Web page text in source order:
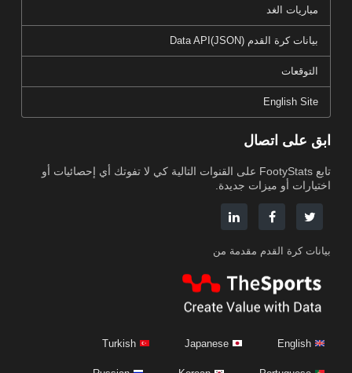
مباريات الغد
بيانات كرة القدم Data API(JSON)
التوقعات
English Site
ابق على اتصال
تابع FootyStats على القنوات التالية كي لا تفوتك أي إحصائيات أو
اختيارات أو ميزات جديدة.
بيانات كرة القدم مقدمة من
English
Japanese
Turkish